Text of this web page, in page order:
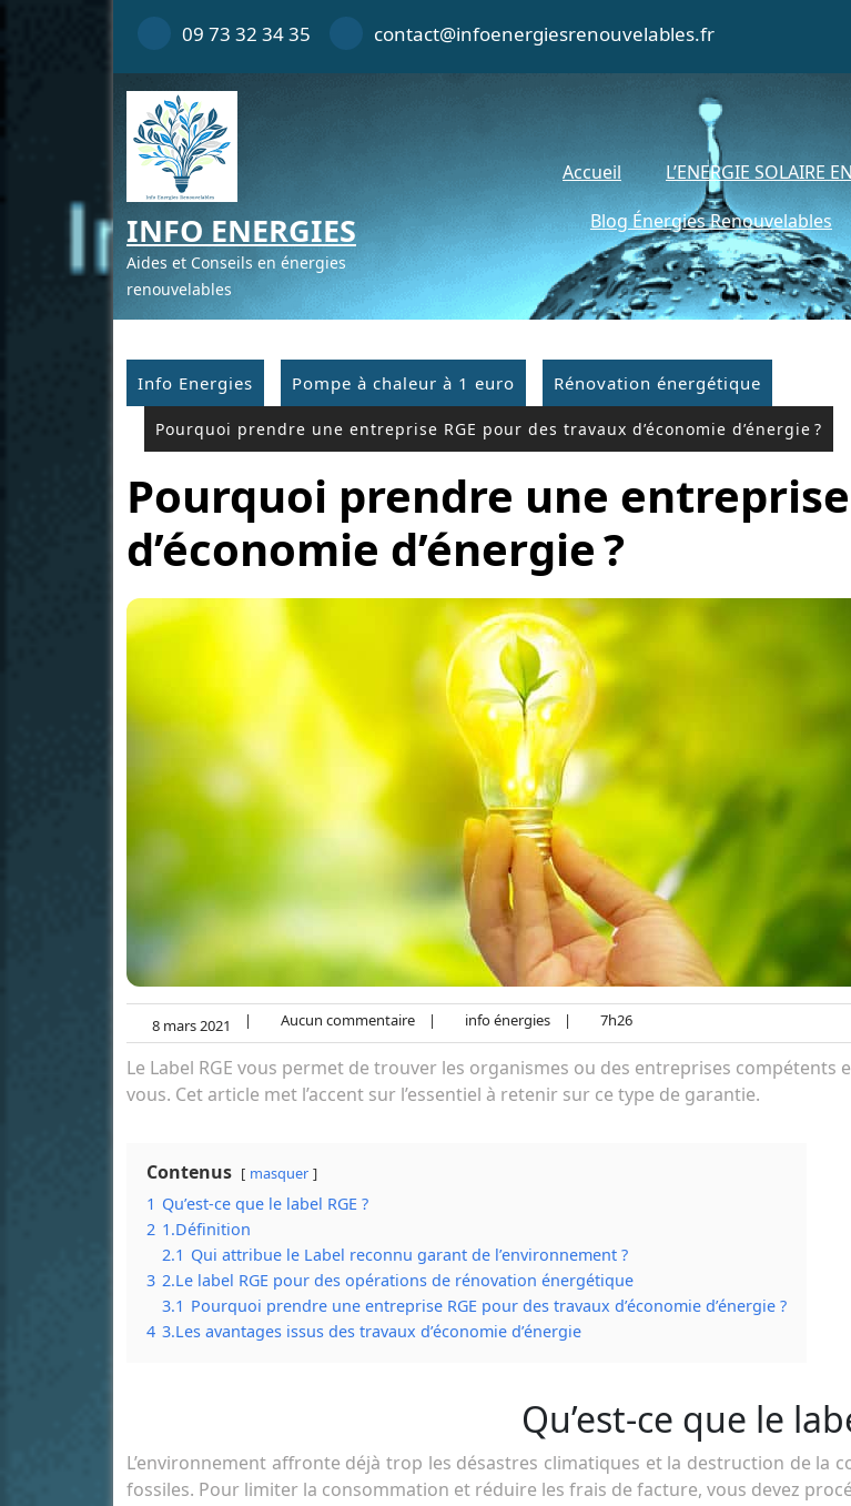
09 73 32 34 35 contact@infoenergiesrenouvelables.fr
INFO ENERGIES
Aides et Conseils en énergies
renouvelables
Accueil L’ENERGIE SOLAIRE
Blog Énergies Renouvelables
Info Energies Pompe à chaleur à 1 euro Rénovation énergétique
Pourquoi prendre une entreprise RGE pour des travaux d’économie d’énergie ?
Pourquoi prendre une
d’économie d’énergie ?
8 mars 2021 | Aucun commentaire | info énergies | 7h26
Le Label RGE vous permet de trouver les organismes ou des entreprises
vous. Cet article met l’accent sur l’essentiel à retenir sur ce type de garantie.
Contenus masquer
1 Qu’est-ce que le label RGE ?
2 1.Définition
2.1 Qui attribue le Label reconnu garant de l’environnement ?
3 2.Le label RGE pour des opérations de rénovation énergétique
3.1 Pourquoi prendre une entreprise RGE pour des travaux d’économie d’énergie ?
4 3.Les avantages issus des travaux d’économie d’énergie
Qu’est-ce que le
L’environnement affronte déjà trop les désastres climatiques et la destruction de la
fossiles. Pour limiter la consommation et réduire les frais de facture, vous devez